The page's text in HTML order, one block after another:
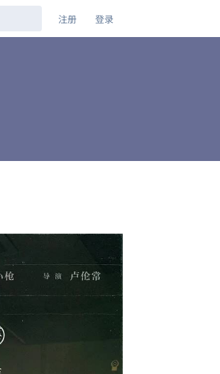
注册 登录